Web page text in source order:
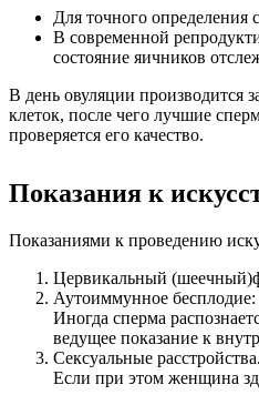
Для точного определения
В современной
состояние яичников
В день овуляции производится
клеток, после чего лучшие
проверяется его качество.
Показания к
Показаниями к проведению
Цервикальный
Аутоиммунное
Иногда сперма
ведущее показание к
Сексуальные
Если при этом женщина